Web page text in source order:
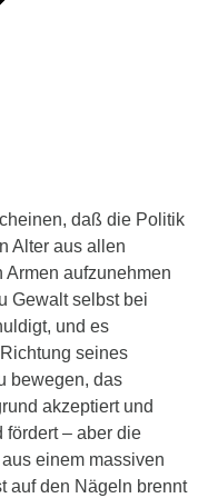
daß die Politik
Alter aus allen
Armen aufzunehmen
Gewalt selbst bei
und es
seines
bewegen, das
akzeptiert und
– aber die
einem massiven
auf den Nägeln brennt